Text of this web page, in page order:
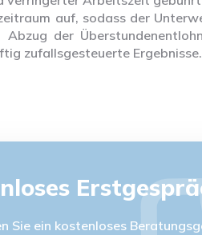
auf, sodass der
Abzug der
zufallsgesteuerte Ergebnisse.
Sie ein kostenloses